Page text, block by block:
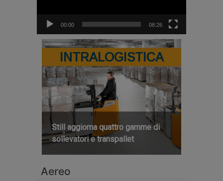
00:00 08:26
INTRALOGISTICA
Still aggiorna quattro gamme di
sollevatori e transpallet
Aereo